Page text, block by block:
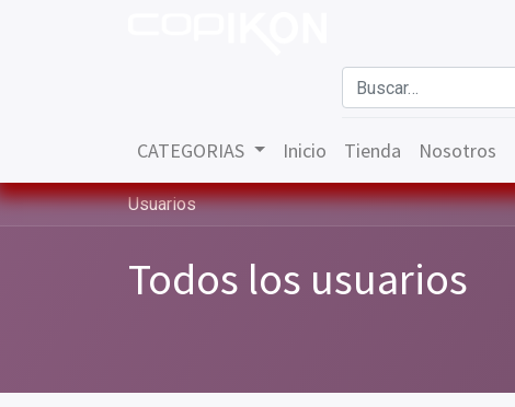
CATEGORIAS Inicio Tienda Nosotros
Usuarios
Todos los usuarios